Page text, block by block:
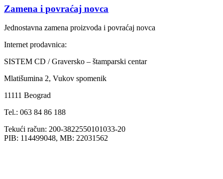
Zamena i povraćaj novca
Jednostavna zamena proizvoda i povraćaj novca
Internet prodavnica:
SISTEM CD / Graversko – štamparski centar
Mlatišumina 2, Vukov spomenik
11111 Beograd
Tel.: 063 84 86 188
Tekući račun: 200-3822550101033-20
PIB: 114499048, MB: 22031562